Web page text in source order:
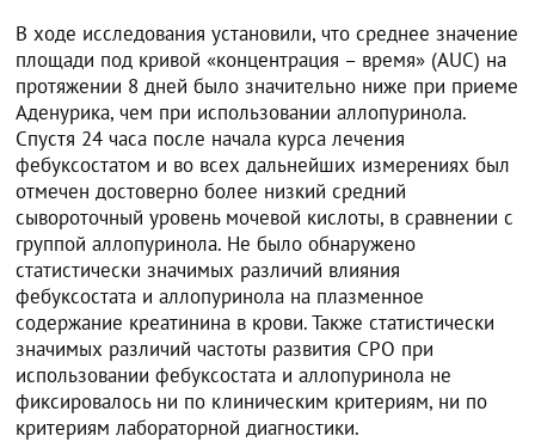
В ходе исследования установили, что среднее значение
площади под кривой «концентрация – время» (AUC) на
протяжении 8 дней было значительно ниже при приеме
Аденурика, чем при использовании аллопуринола.
Спустя 24 часа после начала курса лечения
фебуксостатом и во всех дальнейших измерениях был
отмечен достоверно более низкий средний
сывороточный уровень мочевой кислоты, в сравнении с
группой аллопуринола. Не было обнаружено
статистически значимых различий влияния
фебуксостата и аллопуринола на плазменное
содержание креатинина в крови. Также статистически
значимых различий частоты развития СРО при
использовании фебуксостата и аллопуринола не
фиксировалось ни по клиническим критериям, ни по
критериям лабораторной диагностики.